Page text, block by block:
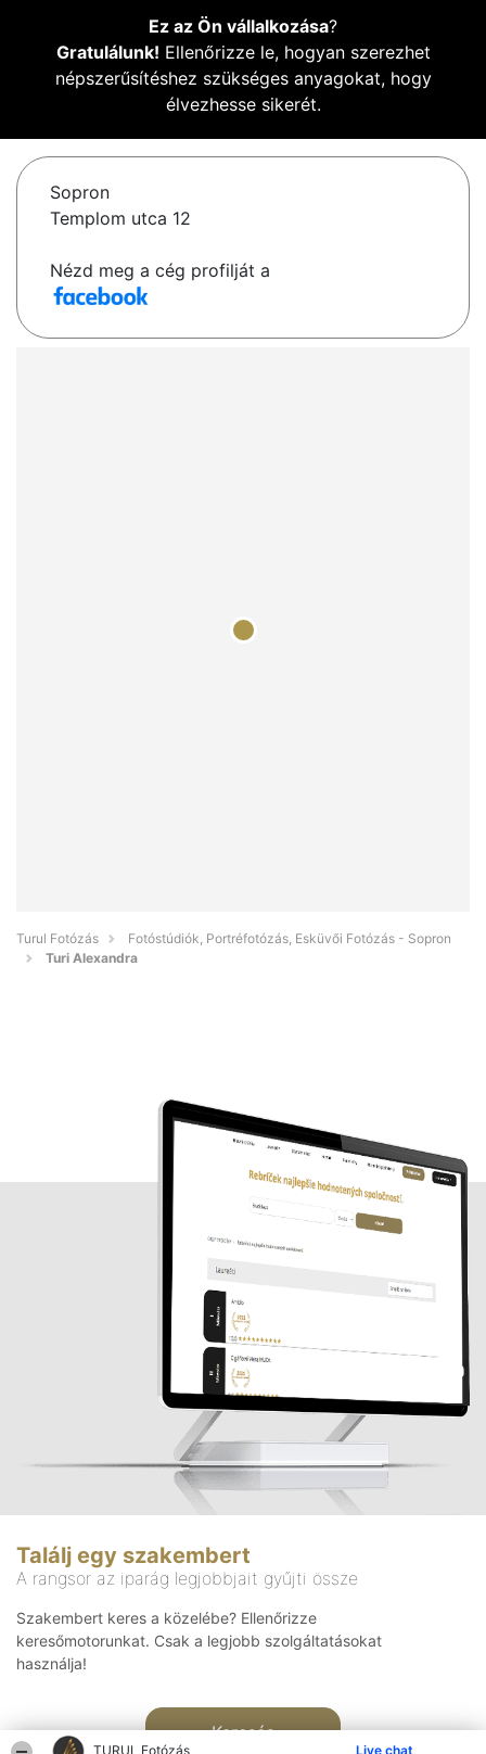
TURUL Fotózás Live chat
Ez az Ön vállalkozása?
Gratulálunk! Ellenőrizze le, hogyan szerezhet
népszerűsítéshez szükséges anyagokat, hogy
élvezhesse sikerét.
Sopron
Templom utca 12
Nézd meg a cég profilját a
Turul Fotózás
Fotóstúdiók, Portréfotózás, Esküvői Fotózás - Sopron
Turi Alexandra
Találj egy szakembert
A rangsor az iparág legjobbjait gyűjti össze
Szakembert keres a közelébe? Ellenőrizze
keresőmotorunkat. Csak a legjobb szolgáltatásokat
használja!
Keresés